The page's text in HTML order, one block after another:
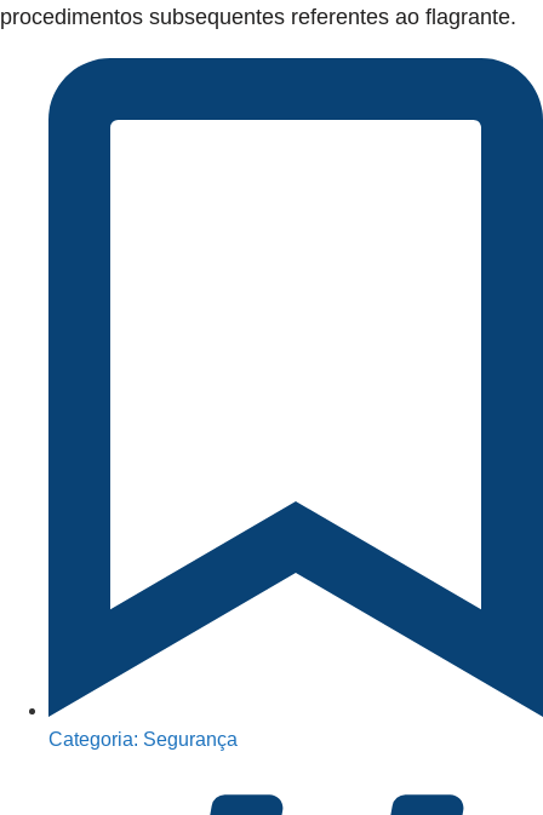
procedimentos subsequentes referentes ao flagrante.
Categoria: Segurança